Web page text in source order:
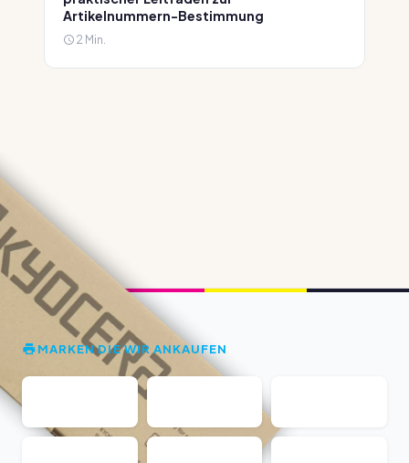
Artikelnummern-Bestimmung
2 Min.
MARKEN DIE WIR ANKAUFEN